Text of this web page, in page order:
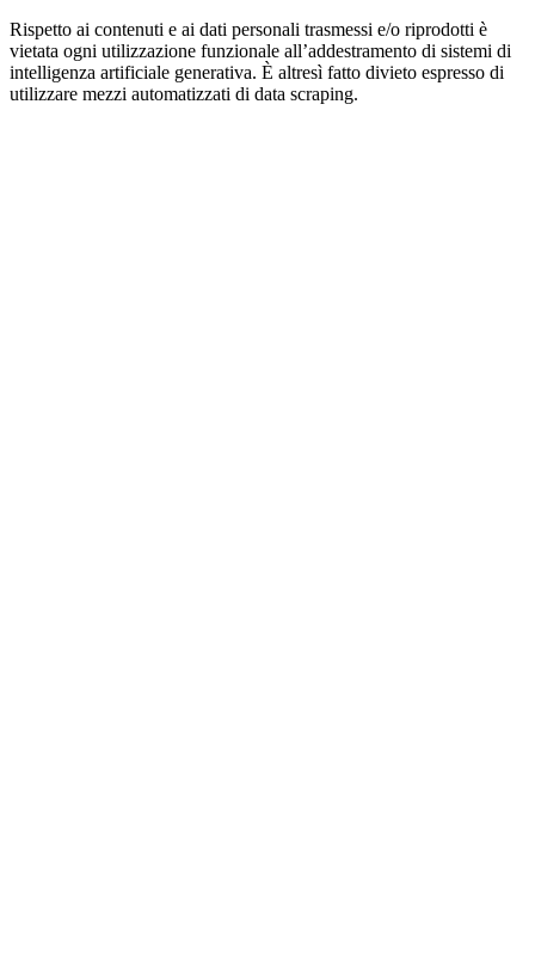
Rispetto ai contenuti e ai dati personali trasmessi e/o riprodotti è
vietata ogni utilizzazione funzionale all’addestramento di sistemi di
intelligenza artificiale generativa. È altresì fatto divieto espresso di
utilizzare mezzi automatizzati di data scraping.